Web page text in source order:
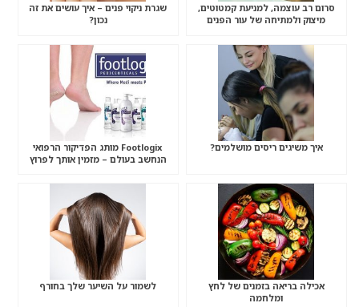
סרום רב עוצמה, למניעת קמטוטים,
מיצוק ולמתיחה של עור הפנים
שגרת ניקוי פנים – איך עושים את זה
נכון?
איך משיגים ריסים מושלמים?
Footlogix מותג הפדיקור הרפואי
הנחשב בעולם – מזמין אותך לפרוץ
אכילה בריאה בזמנים של לחץ
ומלחמה
לשמור על השיער שלך בחורף